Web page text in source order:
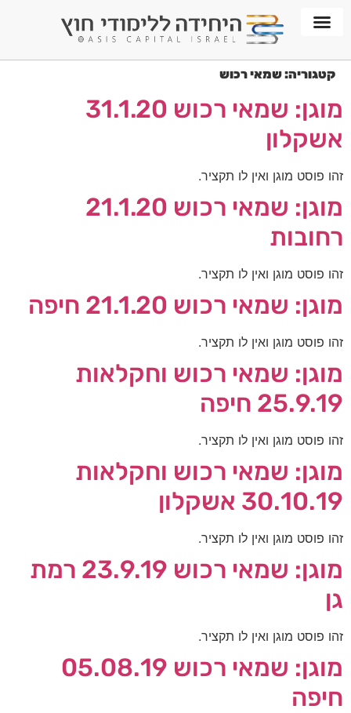
קטגוריה:שמאי רכוש
מוגן: שמאי רכוש 31.1.20
אשקלון
זהו פוסט מוגן ואין לו תקציר.
מוגן: שמאי רכוש 21.1.20
רחובות
זהו פוסט מוגן ואין לו תקציר.
מוגן: שמאי רכוש 21.1.20 חיפה
זהו פוסט מוגן ואין לו תקציר.
מוגן: שמאי רכוש וחקלאות
25.9.19 חיפה
זהו פוסט מוגן ואין לו תקציר.
מוגן: שמאי רכוש וחקלאות
30.10.19 אשקלון
זהו פוסט מוגן ואין לו תקציר.
מוגן: שמאי רכוש 23.9.19 רמת
גן
זהו פוסט מוגן ואין לו תקציר.
מוגן: שמאי רכוש 05.08.19
חיפה